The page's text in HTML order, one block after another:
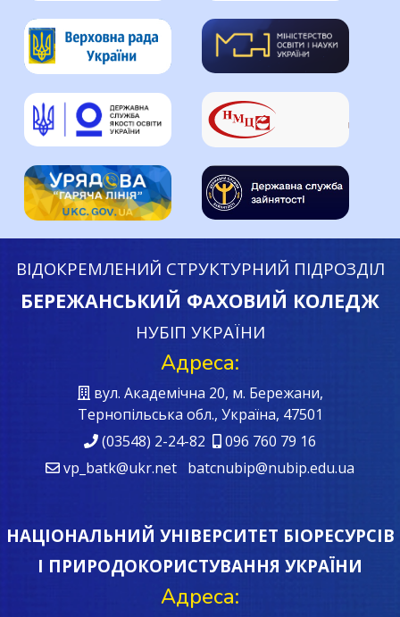
ВІДОКРЕМЛЕНИЙ СТРУКТУРНИЙ ПІДРОЗДІЛ
БЕРЕЖАНСЬКИЙ ФАХОВИЙ КОЛЕДЖ
НУБІП УКРАЇНИ
Адреса:
вул. Академічна 20, м. Бережани,
Тернопільська обл., Україна, 47501
(03548) 2-24-82
096 760 79 16
vp_batk@ukr.net batcnubip@nubip.edu.ua
НАЦІОНАЛЬНИЙ УНІВЕРСИТЕТ БІОРЕСУРСІВ
І ПРИРОДОКОРИСТУВАННЯ УКРАЇНИ
Адреса: